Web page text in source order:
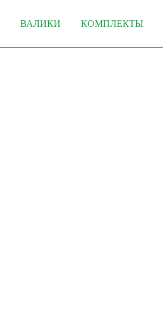
ВАЛИКИ КОМПЛЕКТЫ